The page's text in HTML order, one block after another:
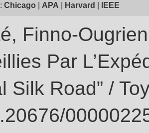
Chicago APA Harvard IEEE
Finno-
Par
Silk Road” /